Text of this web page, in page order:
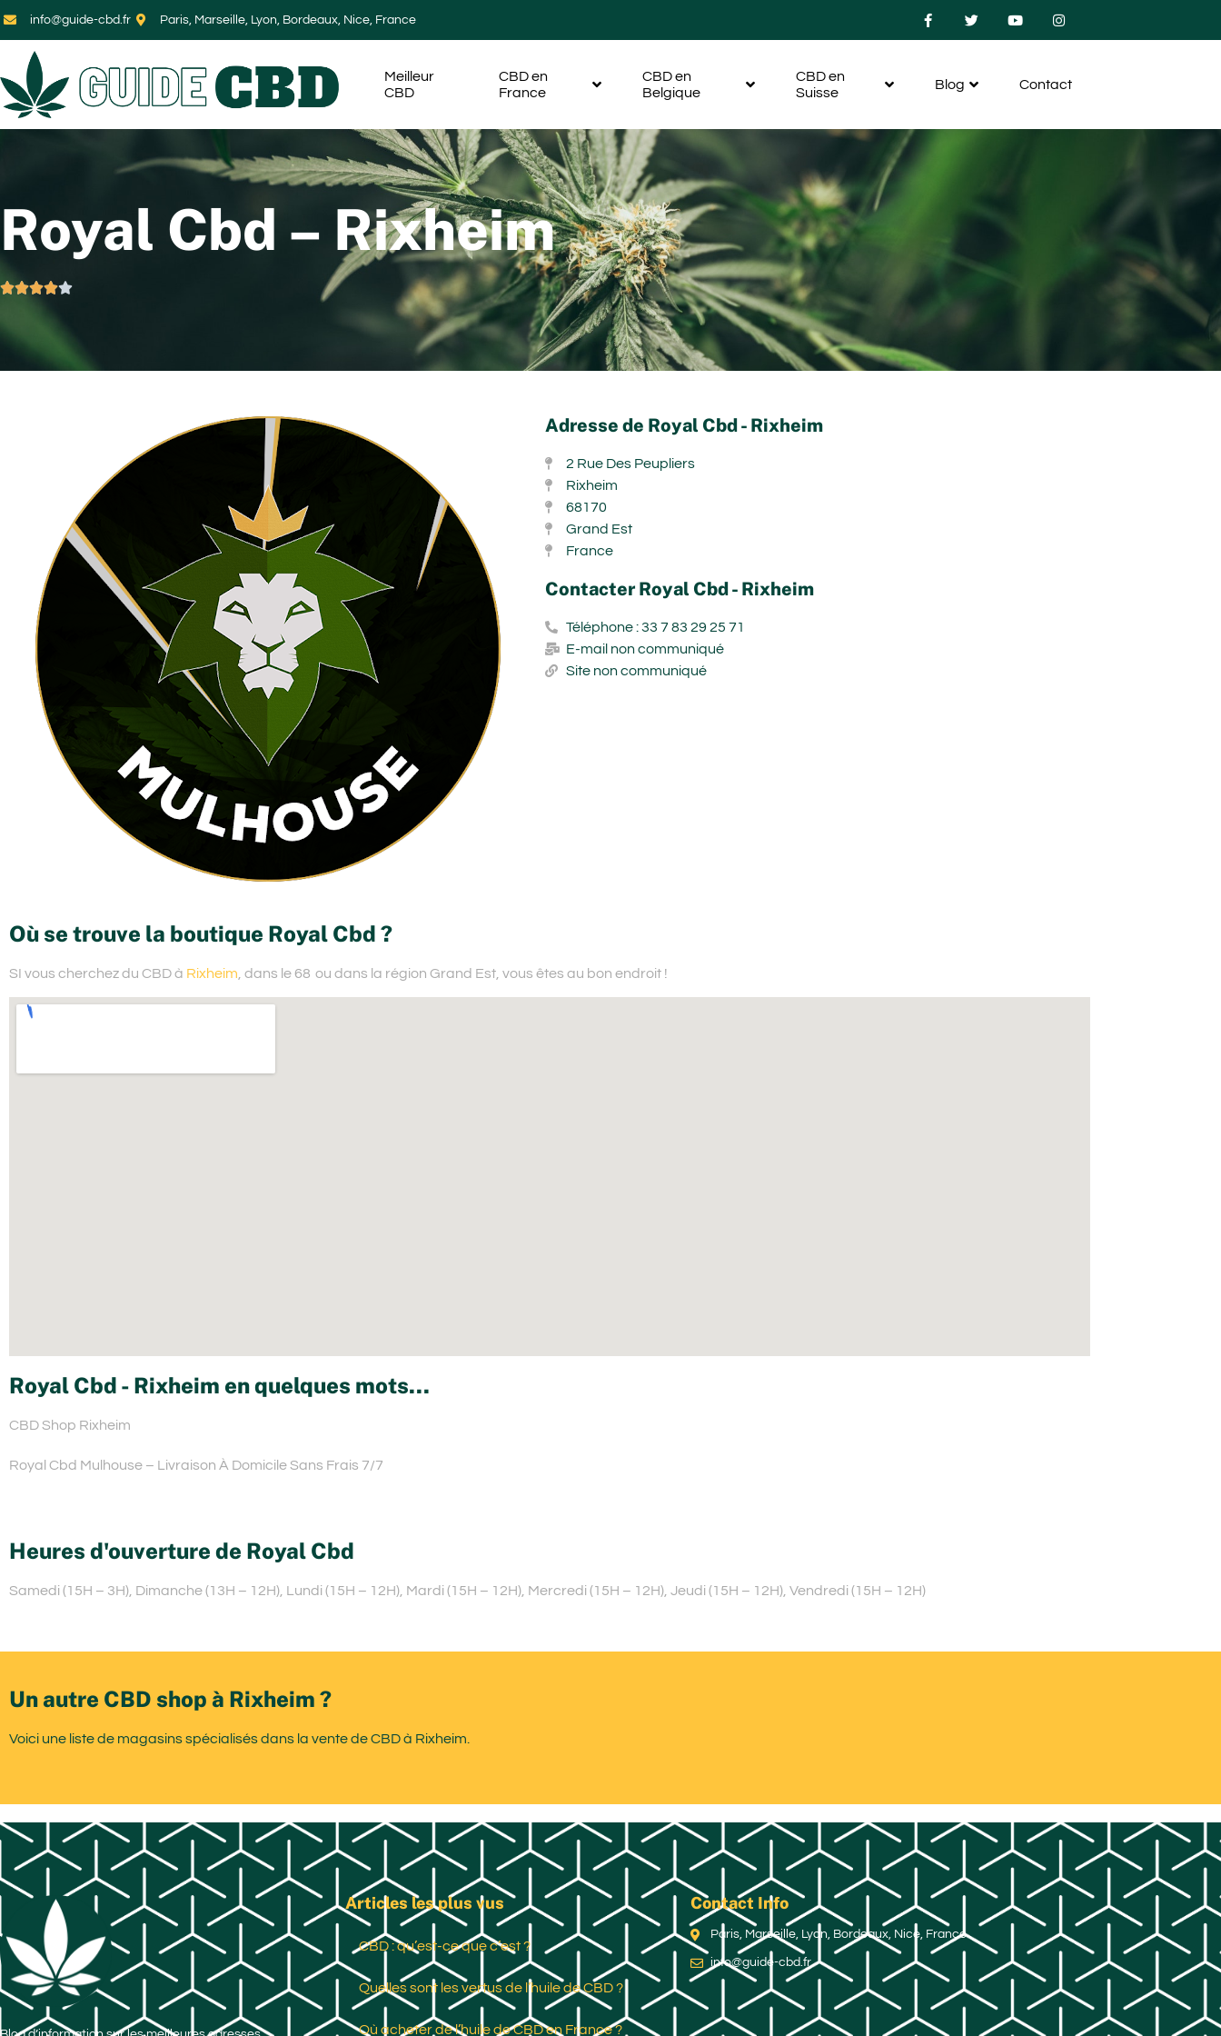
info@guide-cbd.fr Paris, Marseille, Lyon, Bordeaux, Nice, France
Meilleur
CBD
CBD en
France
CBD en
Belgique
CBD en
Suisse
Blog Contact
Royal Cbd – Rixheim

Adresse de Royal Cbd - Rixheim
2 Rue Des Peupliers
Rixheim
68170
Grand Est
France
Contacter Royal Cbd - Rixheim
Téléphone : 33 7 83 29 25 71
E-mail non communiqué
Site non communiqué
Où se trouve la boutique Royal Cbd ?
SI vous cherchez du CBD à Rixheim , dans le 68 ou dans la région Grand Est, vous êtes au bon endroit !
Royal Cbd - Rixheim en quelques mots...
CBD Shop Rixheim
Royal Cbd Mulhouse – Livraison À Domicile Sans Frais 7/7
Heures d'ouverture de Royal Cbd
Samedi (15H – 3H), Dimanche (13H – 12H), Lundi (15H – 12H), Mardi (15H – 12H), Mercredi (15H – 12H), Jeudi (15H – 12H), Vendredi (15H – 12H)
Un autre CBD shop à Rixheim ?
Voici une liste de magasins spécialisés dans la vente de CBD à Rixheim.
Articles les plus vus
CBD : qu’est-ce que c’est ?
Quelles sont les vertus de l’huile de CBD ?
Où acheter de l’huile de CBD en France ?
Contact Info
Paris, Marseille, Lyon, Bordeaux, Nice, France
info@guide-cbd.fr